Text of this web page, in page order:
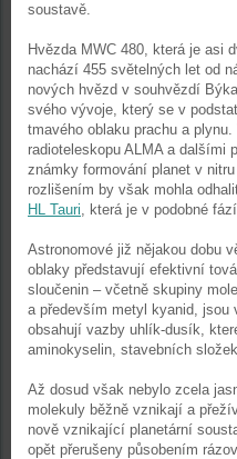
soustavě.
Hvězda MWC 480, která je asi
nachází 455 světelných let od
nových hvězd v souhvězdí
svého vývoje, který se v
tmavého oblaku prachu a
radioteleskopu ALMA a dalšími
známky formování planet v
rozlišením by však mohla
HL Tauri, která je v podobné
Astronomové již nějakou dobu
oblaky představují efektivní
sloučenin – včetně skupiny
a především metyl kyanid, jsou
obsahují vazby uhlík-dusík,
aminokyselin, stavebních
Až dosud však nebylo zcela
molekuly běžně vznikají a
nově vznikající planetární
opět přerušeny působením